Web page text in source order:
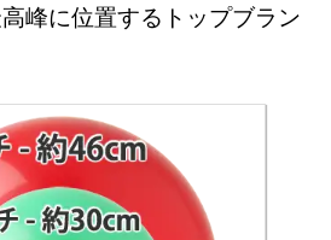
峰に位置するトップブラン